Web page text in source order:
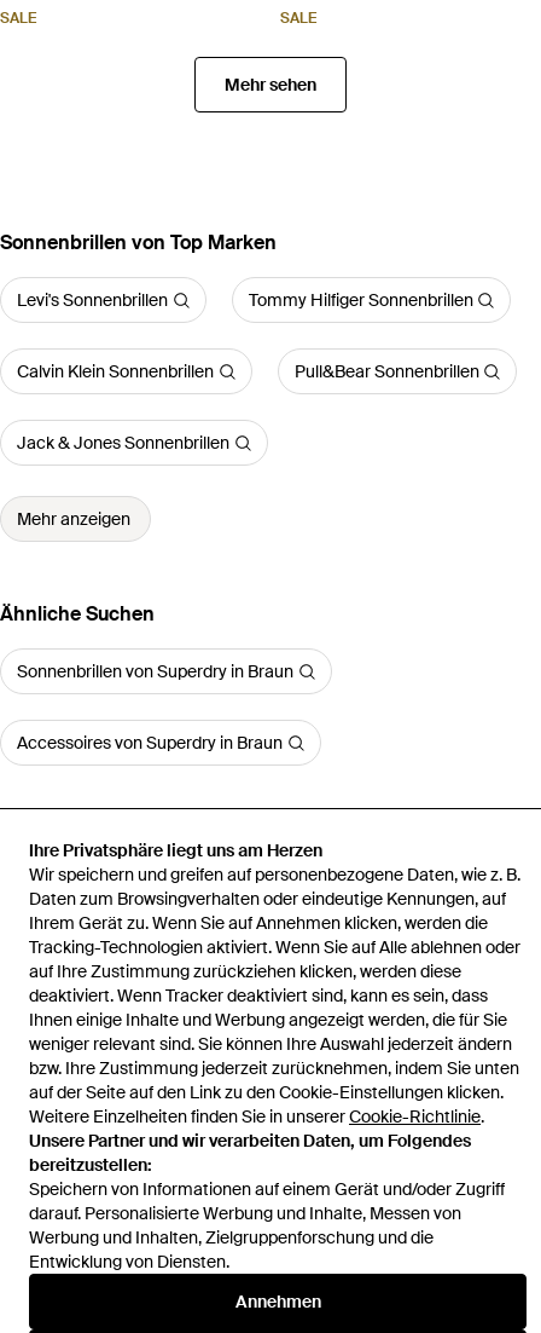
Ihre Privatsphäre liegt uns am Herzen
Wir speichern und greifen auf personenbezogene Daten, wie z. B.
Daten zum Browsingverhalten oder eindeutige Kennungen, auf
Ihrem Gerät zu. Wenn Sie auf Annehmen klicken, werden die
Tracking-Technologien aktiviert. Wenn Sie auf Alle ablehnen oder
auf Ihre Zustimmung zurückziehen klicken, werden diese
deaktiviert. Wenn Tracker deaktiviert sind, kann es sein, dass
Ihnen einige Inhalte und Werbung angezeigt werden, die für Sie
weniger relevant sind. Sie können Ihre Auswahl jederzeit ändern
bzw. Ihre Zustimmung jederzeit zurücknehmen, indem Sie unten
auf der Seite auf den Link zu den Cookie-Einstellungen klicken.
Weitere Einzelheiten finden Sie in unsererCookie-Richtlinie.
Unsere Partner und wir verarbeiten Daten, um Folgendes
bereitzustellen:
Speichern von Informationen auf einem Gerät und/oder Zugriff
darauf. Personalisierte Werbung und Inhalte, Messen von
Werbung und Inhalten, Zielgruppenforschung und die
Entwicklung von Diensten.
Annehmen
SALE SALE
Mehr sehen
Sonnenbrillen von Top Marken
Levi's Sonnenbrillen Tommy Hilfiger Sonnenbrillen
Calvin Klein Sonnenbrillen Pull&Bear Sonnenbrillen
Jack & Jones Sonnenbrillen
Mehr anzeigen
Ähnliche Suchen
Sonnenbrillen von Superdry in Braun
Accessoires von Superdry in Braun
Startseite Herren Sonnenbrillen Sonnenbrille Sds 5043 102 50
Hilfe und Informationen